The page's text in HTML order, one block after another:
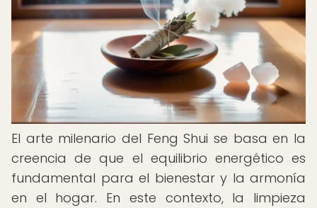
El arte milenario del Feng Shui se basa en la
creencia de que el equilibrio energético es
fundamental para el bienestar y la armonía
en el hogar. En este contexto, la limpieza